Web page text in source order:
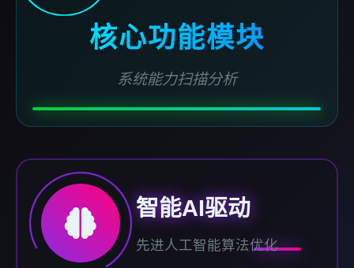
核心功能模块
系统能力扫描分析
智能AI驱动
先进人工智能算法优化